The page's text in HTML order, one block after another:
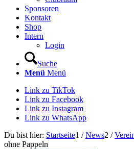
Sponsoren
Kontakt
Shop
Intern
Login
Suche
Menü Menü
Link zu TikTok
Link zu Facebook
Link zu Instagram
Link zu WhatsApp
Du bist hier: Startseite1 / News2 /
ohne Pappeln